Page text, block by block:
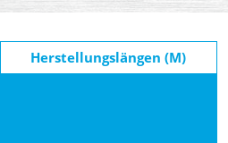
Herstellungslängen (M)